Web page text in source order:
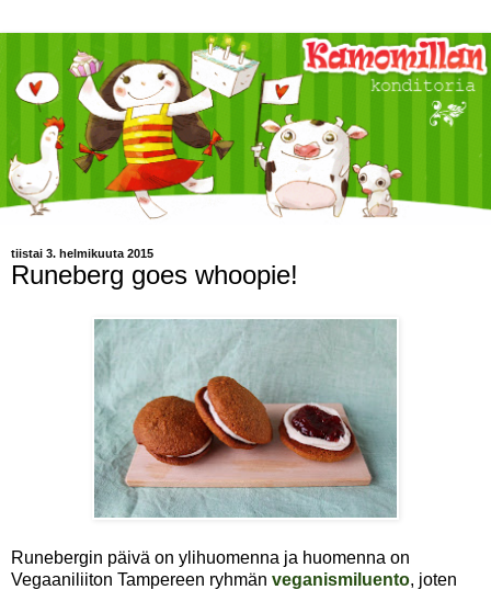
tiistai 3. helmikuuta 2015
Runeberg goes whoopie!
Runebergin päivä on ylihuomenna ja huomenna on
Vegaaniliiton Tampereen ryhmän veganismiluento, joten